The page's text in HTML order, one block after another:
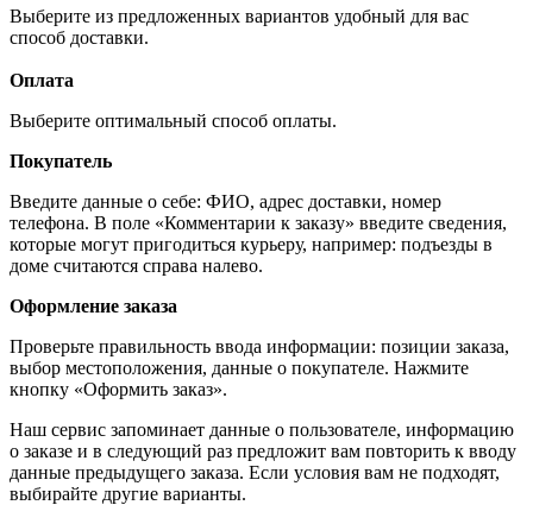
Выберите из предложенных вариантов удобный для вас
способ доставки.
Оплата
Выберите оптимальный способ оплаты.
Покупатель
Введите данные о себе: ФИО, адрес доставки, номер
телефона. В поле «Комментарии к заказу» введите сведения,
которые могут пригодиться курьеру, например: подъезды в
доме считаются справа налево.
Оформление заказа
Проверьте правильность ввода информации: позиции заказа,
выбор местоположения, данные о покупателе. Нажмите
кнопку «Оформить заказ».
Наш сервис запоминает данные о пользователе, информацию
о заказе и в следующий раз предложит вам повторить к вводу
данные предыдущего заказа. Если условия вам не подходят,
выбирайте другие варианты.